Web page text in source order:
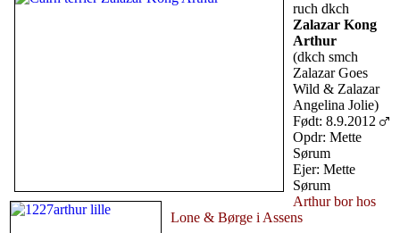
ruch dkch
Zalazar Kong
Arthur
(dkch smch
Zalazar Goes
Wild & Zalazar
Angelina Jolie)
Født: 8.9.2012
Opdr: Mette
Sørum
Ejer: Mette
Sørum
Arthur bor hos
Lone & Børge i Assens